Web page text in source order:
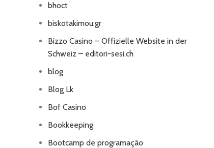
bhoct
biskotakimou.gr
Bizzo Casino – Offizielle Website in der
Schweiz – editori-sesi.ch
blog
Blog Lk
Bof Casino
Bookkeeping
Bootcamp de programação